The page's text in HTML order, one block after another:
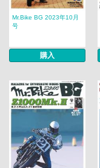
Mr.Bike BG 2023年10月
号
購入